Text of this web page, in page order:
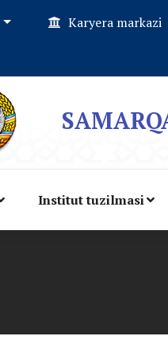
Karyera markazi
Institut tuzilmasi